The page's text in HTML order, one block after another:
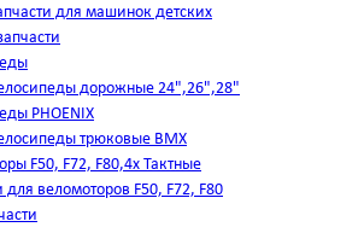
для машинок детских
дорожные 24",26",28"
PHOENIX
трюковые BMX
F50, F72, F80,4х Тактные
для веломоторов F50, F72, F80